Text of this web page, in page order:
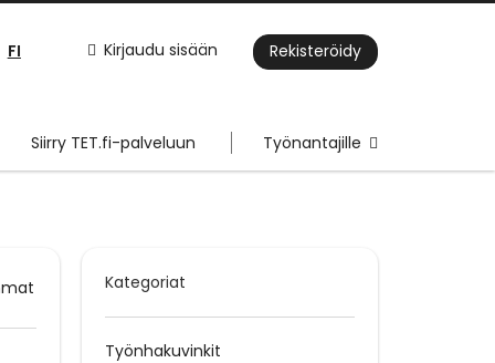
Kirjaudu sisään Rekisteröidy
FI
Siirry TET.fi-palveluun Työnantajille
Kategoriat
Työnhakuvinkit